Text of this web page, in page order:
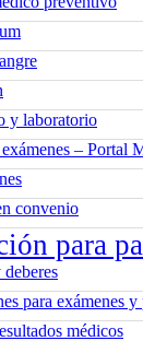
y laboratorio
– Portal
convenio
para
para exámenes
médicos